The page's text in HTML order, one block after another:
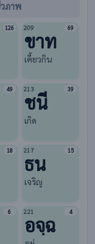
ภาพ
126 209 69
ขาท
เคี้ยวกิน
49 213 39
ชนี
เกิด
18 217 15
ธน
เจริญ
6 221 4
อจฺฉ